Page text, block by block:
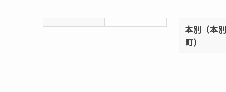
本別（本別
町）